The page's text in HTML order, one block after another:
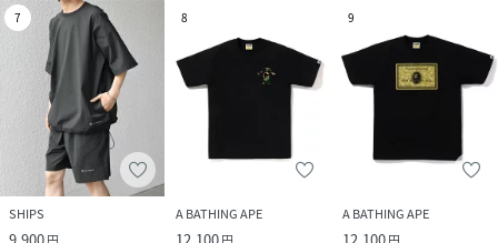
7
SHIPS
8
A BATHING APE
9
A BATHING APE